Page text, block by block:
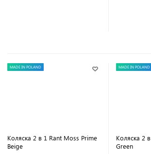
MADE IN POLAND
Коляска 2 в 1 Rant Moss Prime
Beige
MADE IN POLAND
Коляска 2
Green